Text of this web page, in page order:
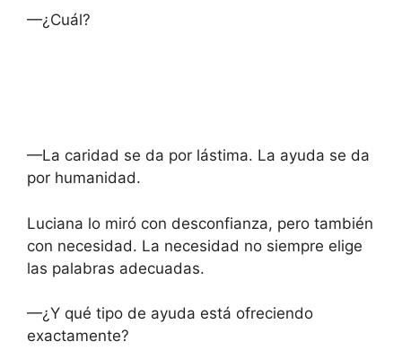
—¿Cuál?
—La caridad se da por lástima. La ayuda se da
por humanidad.
Luciana lo miró con desconfianza, pero también
con necesidad. La necesidad no siempre elige
las palabras adecuadas.
—¿Y qué tipo de ayuda está ofreciendo
exactamente?